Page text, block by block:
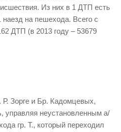
Из них в 1 ДТП есть
на пешехода. Всего с
ДТП (в 2013 году – 53679
Р. Зорге и Бр. Кадомцевых,
управляя неустановленным а/
гр. Т., который переходил